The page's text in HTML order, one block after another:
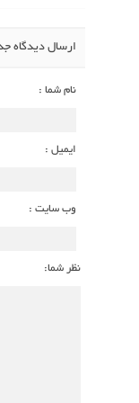
ارسال دیدگاه
نام شما :
ایمیل :
وب سایت :
نظر شما: